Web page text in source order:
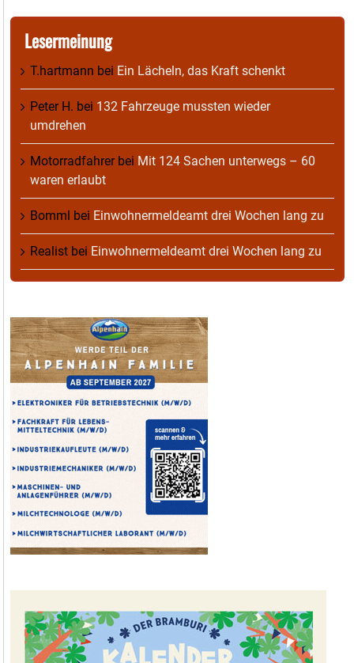
Lesermeinung
T.hartmann bei Ein Lächeln, das Kraft schenkt
Peter H. bei 132 Fahrzeuge mussten wieder
umdrehen
Motorradfahrerbei Mit 124 Sachen unterwegs – 60
waren erlaubt
Bomml bei Einwohnermeldeamt drei Wochen lang zu
Realist bei Einwohnermeldeamt drei Wochen lang zu